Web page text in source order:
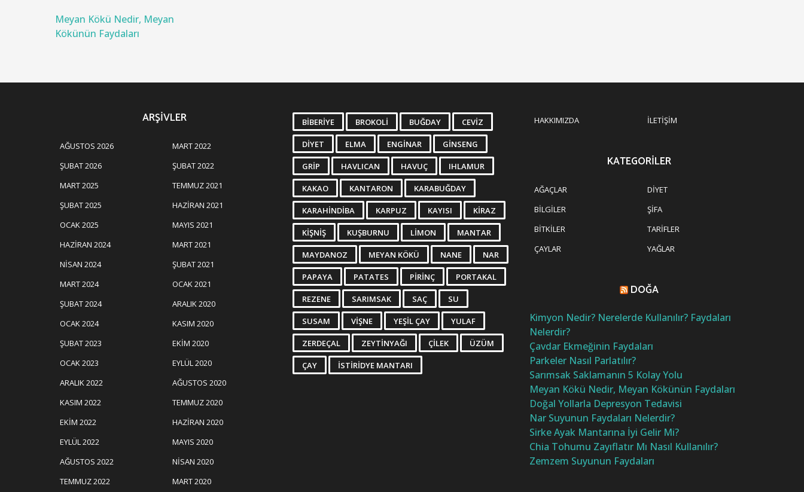
Meyan Kökü Nedir, Meyan
Kökünün Faydaları
ARŞIVLER
AĞUSTOS 2026
ŞUBAT 2026
MART 2025
ŞUBAT 2025
OCAK 2025
HAZIRAN 2024
NISAN 2024
MART 2024
ŞUBAT 2024
OCAK 2024
ŞUBAT 2023
OCAK 2023
ARALIK 2022
KASIM 2022
EKIM 2022
EYLÜL 2022
AĞUSTOS 2022
TEMMUZ 2022
MART 2022
ŞUBAT 2022
TEMMUZ 2021
HAZIRAN 2021
MAYIS 2021
MART 2021
ŞUBAT 2021
OCAK 2021
ARALIK 2020
KASIM 2020
EKIM 2020
EYLÜL 2020
AĞUSTOS 2020
TEMMUZ 2020
HAZIRAN 2020
MAYIS 2020
NISAN 2020
MART 2020
BIBERIYE BROKOLI BUĞDAY CEVIZ
DIYET ELMA ENGINAR GINSENG
GRIP HAVLICAN HAVUÇ IHLAMUR
KAKAO KANTARON KARABUĞDAY
KARAHINDIBA KARPUZ KAYISI KIRAZ
KIŞNIŞ KUŞBURNU LIMON MANTAR
MAYDANOZ MEYAN KÖKÜ NANE NAR
PAPAYA PATATES PIRINÇ PORTAKAL
REZENE SARIMSAK SAÇ SU
SUSAM VIŞNE YEŞIL ÇAY YULAF
ZERDEÇAL ZEYTINYAĞI ÇILEK ÜZÜM
ÇAY İSTIRIDYE MANTARI
HAKKIMIZDA İLETIŞIM
KATEGORILER
AĞAÇLAR
BILGILER
BITKILER
ÇAYLAR
DIYET
ŞIFA
TARIFLER
YAĞLAR
DOĞA
Kimyon Nedir? Nerelerde Kullanılır? Faydaları
Nelerdir?
Çavdar Ekmeğinin Faydaları
Parkeler Nasıl Parlatılır?
Sarımsak Saklamanın 5 Kolay Yolu
Meyan Kökü Nedir, Meyan Kökünün Faydaları
Doğal Yollarla Depresyon Tedavisi
Nar Suyunun Faydaları Nelerdir?
Sirke Ayak Mantarına İyi Gelir Mi?
Chia Tohumu Zayıflatır Mı Nasıl Kullanılır?
Zemzem Suyunun Faydaları